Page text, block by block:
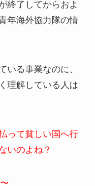
終了してからおよ
年海外協力隊の情
いる事業なのに、
理解している人は
って貧しい国へ行
いのよね？